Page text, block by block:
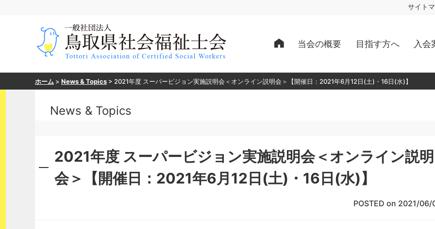
サイト
当会の概要 目指す方へ 入会
ホーム > News & Topics > 2021年度 スーパービジョン実施説明会＜オンライン説明会＞【開催日：2021年6月12日(土)・16日(水)】
News & Topics
2021年度 スーパービジョン実施説明会＜オンライン説明
会＞【開催日：2021年6月12日(土)・16日(水)】
POSTED on 2021/06/